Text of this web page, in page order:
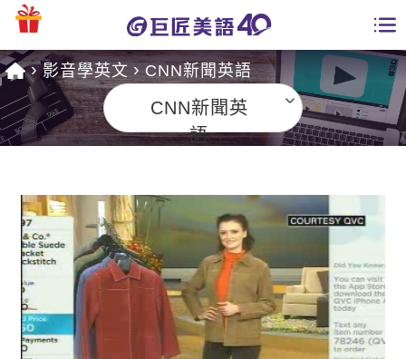
課程總覽
英文課程總表
英文會話
商用英文
英文檢定
全國分校
免費資源
英文部落格
師資團隊
學員專區
影音學英文 CNN新聞英語
CNN新聞英
語